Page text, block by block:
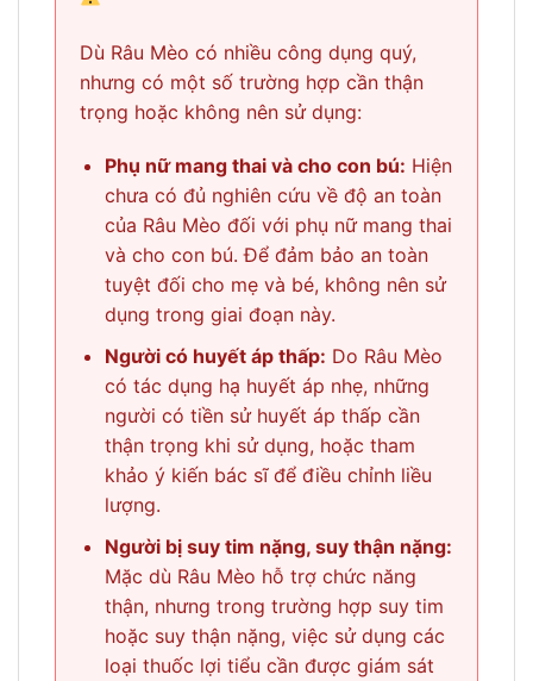
Dù Râu Mèo có nhiều công dụng quý,
nhưng có một số trường hợp cần thận
trọng hoặc không nên sử dụng:
Phụ nữ mang thai và cho con bú: Hiện
chưa có đủ nghiên cứu về độ an toàn
của Râu Mèo đối với phụ nữ mang thai
và cho con bú. Để đảm bảo an toàn
tuyệt đối cho mẹ và bé, không nên sử
dụng trong giai đoạn này.
Người có huyết áp thấp: Do Râu Mèo
có tác dụng hạ huyết áp nhẹ, những
người có tiền sử huyết áp thấp cần
thận trọng khi sử dụng, hoặc tham
khảo ý kiến bác sĩ để điều chỉnh liều
lượng.
Người bị suy tim nặng, suy thận nặng:
Mặc dù Râu Mèo hỗ trợ chức năng
thận, nhưng trong trường hợp suy tim
hoặc suy thận nặng, việc sử dụng các
loại thuốc lợi tiểu cần được giám sát